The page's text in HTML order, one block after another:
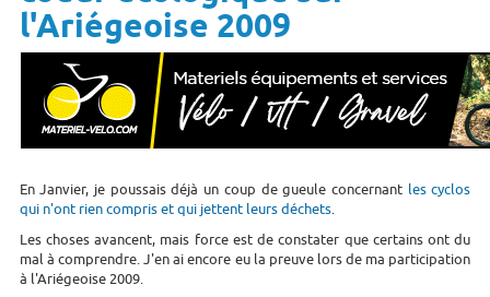
l'Ariégeoise 2009
En Janvier, je poussais déjà un coup de gueule concernant les cyclos
qui n'ont rien compris et qui jettent leurs déchets.
Les choses avancent, mais force est de constater que certains ont du
mal à comprendre. J'en ai encore eu la preuve lors de ma participation
à l'Ariégeoise 2009.